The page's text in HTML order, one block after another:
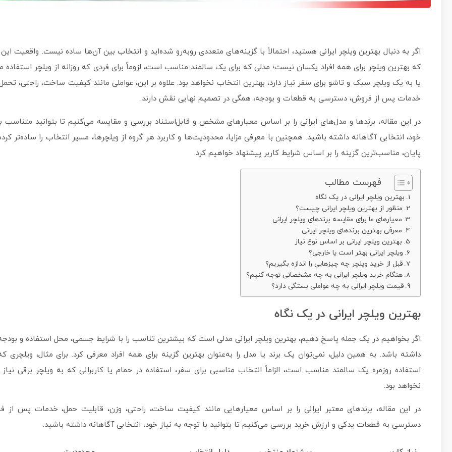
اگر به دنبال بهترین ویلچر ایرانی هستید، احتمالاً با گزینه‌های متعددی روبه‌رو شده‌اید و انتخاب بین آن‌ها ساده نیست. واقعیت
که بهترین ویلچر برای همه افراد یکسان نیست؛ مدلی که برای یک سالمند مناسب است، لزوماً برای فردی که روزانه از ویلچر استفاده
یا به یک ویلچر سبک و تاشو برای سفر نیاز دارد، بهترین انتخاب نخواهد بود. علاوه بر این، عواملی مانند کیفیت ساخت، راحتی،
خدمات پس از فروش، دسترسی به قطعات و بودجه، همگی در تصمیم نهایی نقش دارند.
در این مقاله، برندها و مدل‌های ایرانی را بر اساس معیارهای مشخص و قابل‌استناد بررسی و مقایسه می‌کنیم تا بتوانید متناسب
خود، انتخابی آگاهانه داشته باشید. همچنین با معرفی مزایا، محدودیت‌ها و کاربرد هر گروه از ویلچرها، مسیر انتخاب را ساده‌تر
پایان، مناسب‌ترین گزینه را بر اساس شرایط کاربر پیشنهاد خواهیم کرد.
فهرست مطالب
بهترین ویلچر ایرانی در یک نگاه
منظور از بهترین ویلچر ایرانی چیست؟
معیارهای ما برای مقایسه برندهای ویلچر ایرانی
معرفی بهترین برندهای ویلچر ایرانی
بهترین ویلچر ایرانی بر اساس نوع نیاز
ویلچر ایرانی بهتر است یا خارجی؟
قبل از خرید ویلچر چه چیزهایی را اندازه بگیریم؟
هنگام خرید ویلچر ایرانی به چه مشخصاتی توجه کنیم؟
قیمت ویلچر ایرانی به چه عواملی بستگی دارد؟
بهترین ویلچر ایرانی در یک نگاه
اگر بخواهیم در یک جمله پاسخ دهیم، بهترین ویلچر ایرانی مدلی است که بیشترین تناسب را با شرایط جسمی، محل استفاده و
داشته باشد. به همین دلیل، نمی‌توان یک برند یا مدل را به‌عنوان بهترین گزینه برای همه افراد معرفی کرد. برای مثال، ویلچری
استفاده روزمره یک سالمند مناسب است، الزاماً انتخاب مناسبی برای سفر، استفاده در حمام یا کاربرانی که به ویلچر برقی نیاز
نخواهد بود.
در این مقاله، برندهای معتبر ایرانی را بر اساس معیارهایی مانند کیفیت ساخت، راحتی، وزن، قابلیت حمل، خدمات پس از
دسترسی به قطعات یدکی و ارزش خرید بررسی می‌کنیم تا بتوانید با توجه به نیاز خود، انتخابی آگاهانه داشته باشید.